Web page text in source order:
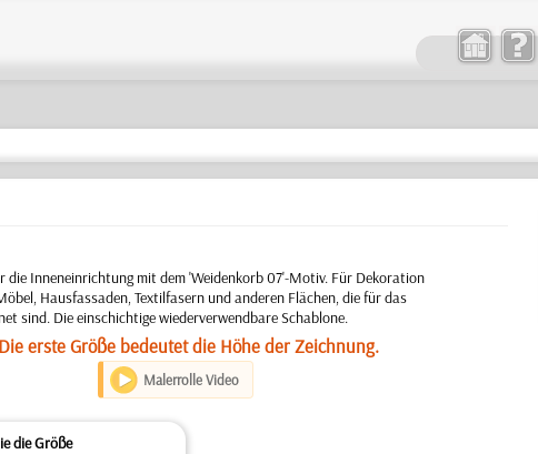
die Inneneinrichtung mit dem 'Weidenkorb 07'-Motiv. Für Dekoration
Hausfassaden, Textilfasern und anderen Flächen, die für das
sind. Die einschichtige wiederverwendbare Schablone.
erste Größe bedeutet die Höhe der Zeichnung.
Malerrolle Video
die Größe